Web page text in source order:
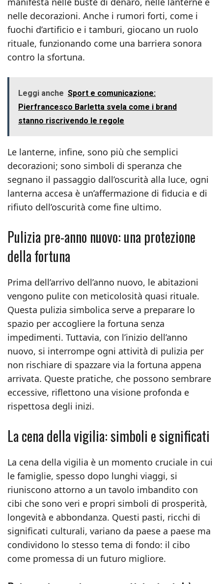
nelle decorazioni. Anche i rumori forti, come i
fuochi d’artificio e i tamburi, giocano un ruolo
rituale, funzionando come una barriera sonora
contro la sfortuna.
Leggi anche Sport e comunicazione:
Pierfrancesco Barletta svela come i brand
stanno riscrivendo le regole
Le lanterne, infine, sono più che semplici
decorazioni; sono simboli di speranza che
segnano il passaggio dall’oscurità alla luce, ogni
lanterna accesa è un’affermazione di fiducia e di
rifiuto dell’oscurità come fine ultimo.
Pulizia pre-anno nuovo: una protezione
della fortuna
Prima dell’arrivo dell’anno nuovo, le abitazioni
vengono pulite con meticolosità quasi rituale.
Questa pulizia simbolica serve a preparare lo
spazio per accogliere la fortuna senza
impedimenti. Tuttavia, con l’inizio dell’anno
nuovo, si interrompe ogni attività di pulizia per
non rischiare di spazzare via la fortuna appena
arrivata. Queste pratiche, che possono sembrare
eccessive, riflettono una visione profonda e
rispettosa degli inizi.
La cena della vigilia: simboli e significati
La cena della vigilia è un momento cruciale in cui
le famiglie, spesso dopo lunghi viaggi, si
riuniscono attorno a un tavolo imbandito con
cibi che sono veri e propri simboli di prosperità,
longevità e abbondanza. Questi pasti, ricchi di
significati culturali, variano da paese a paese ma
condividono lo stesso tema di fondo: il cibo
come promessa di un futuro migliore.